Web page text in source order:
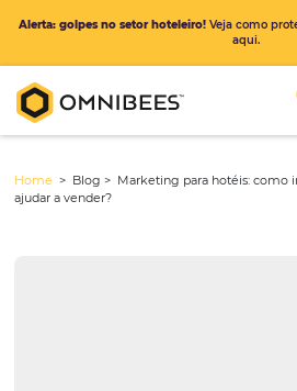
Alerta: golpes no setor hoteleiro!Veja